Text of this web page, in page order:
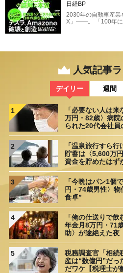
日経BP
2030年の自動車産業
X」――。 「100年
人気記事
デイリー 週間
1
「必要ない人は
万円・82歳〉病院
られた20代会社
2
「温泉旅行すら
貯蓄は〈5,600万
資金を貯めたはず
3
「今晩はパン1個
円・74歳男性〉
食卓”
4
「俺の仕送りで
年金月8万円・71
助〉が途絶えた夜
5
税務調査官「相
産は“数億円”だっ
だワケ【税理士が